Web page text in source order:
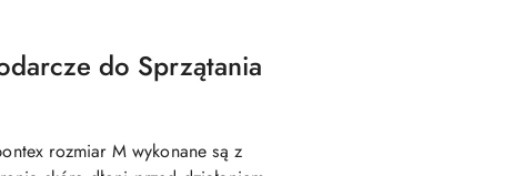
do Sprzątania
rozmiar M wykonane są z